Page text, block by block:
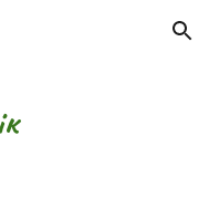
Skip to navigation